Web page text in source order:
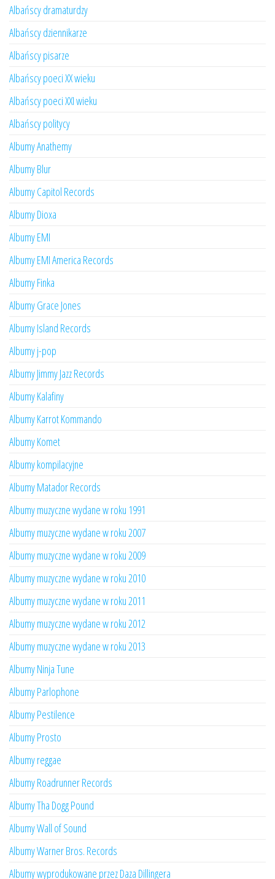
Albańscy dramaturdzy
Albańscy dziennikarze
Albańscy pisarze
Albańscy poeci XX wieku
Albańscy poeci XXI wieku
Albańscy politycy
Albumy Anathemy
Albumy Blur
Albumy Capitol Records
Albumy Dioxa
Albumy EMI
Albumy EMI America Records
Albumy Finka
Albumy Grace Jones
Albumy Island Records
Albumy j-pop
Albumy Jimmy Jazz Records
Albumy Kalafiny
Albumy Karrot Kommando
Albumy Komet
Albumy kompilacyjne
Albumy Matador Records
Albumy muzyczne wydane w roku 1991
Albumy muzyczne wydane w roku 2007
Albumy muzyczne wydane w roku 2009
Albumy muzyczne wydane w roku 2010
Albumy muzyczne wydane w roku 2011
Albumy muzyczne wydane w roku 2012
Albumy muzyczne wydane w roku 2013
Albumy Ninja Tune
Albumy Parlophone
Albumy Pestilence
Albumy Prosto
Albumy reggae
Albumy Roadrunner Records
Albumy Tha Dogg Pound
Albumy Wall of Sound
Albumy Warner Bros. Records
Albumy wyprodukowane przez Daza Dillingera